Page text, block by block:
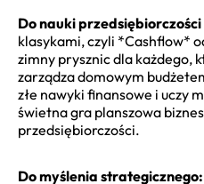
Do nauki
klasykami, czyli *Cashflow*
zimny prysznic dla każdego,
zarządza domowym
złe nawyki finansowe i uczy
świetna gra planszowa
przedsiębiorczości.
Do myślenia strategicznego: